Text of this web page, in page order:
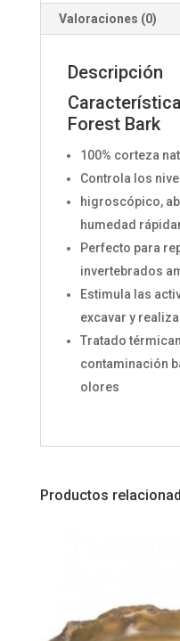
Valoraciones (0)
Descripción
Forest Bark
100% corteza
Controla los
higroscópico,
humedad
Perfecto para
invertebrados
Estimula las
excavar y
Tratado
contaminación
olores
Productos